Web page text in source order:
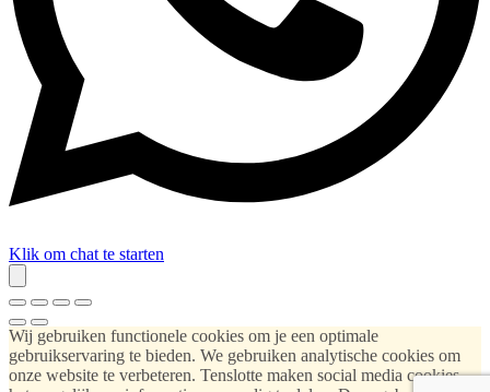
Klik om chat te starten
Wij gebruiken functionele cookies om je een optimale
gebruikservaring te bieden. We gebruiken analytische cookies om
onze website te verbeteren. Tenslotte maken social media cookies